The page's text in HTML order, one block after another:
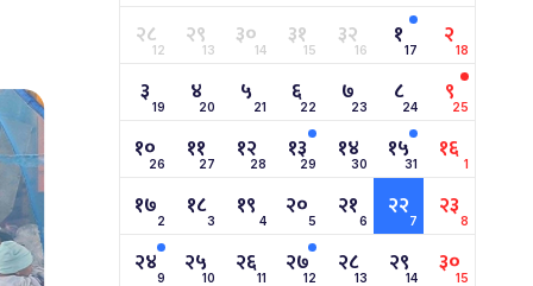
२८12 २९13 ३०14 ३१15 ३२16 १17 २18
३ 19 ४20 ५ 21 ६22 ७23 ८24 ९25
१०26 ११27 १२28 १३29 १४30 १५31 १६ 1
१७2 १८3 १९ 4 २०5 २१6 २२7 २३8
२४9 २५10 २६11 २७12 २८13 २९14 ३०15